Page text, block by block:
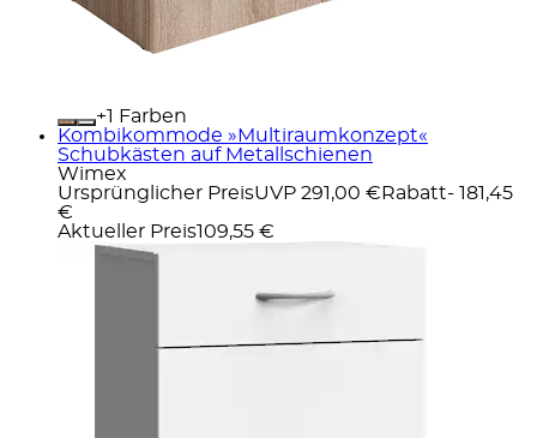
+
Farben
Kombikommode »Multiraumkonzept«
Schubkästen auf Metallschienen
Wimex
Ursprünglicher PreisUVP 291,00 € Rabatt- 181,45
€
Aktueller Preis109,55 €